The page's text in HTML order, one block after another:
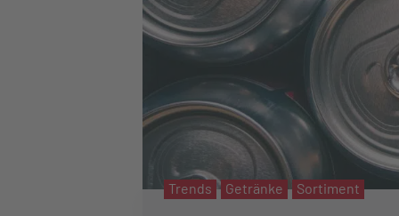
Trends Getränke Sortiment